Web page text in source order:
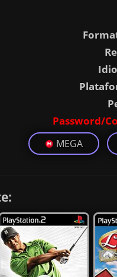
Password/
MEGA